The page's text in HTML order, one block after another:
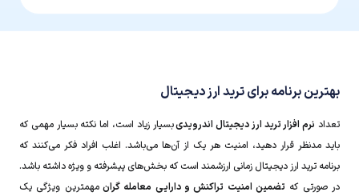
بهترین برنامه برای ترید ارز دیجیتال
تعداد نرم افزار ترید ارز دیجیتال اندرویدیبسیار زیاد است، اما نکته بسیار مهمی که
باید مدنظر قرار دهید، امنیت هر یک از آن‌ها می‌‌باشد. اغلب افراد فکر می‌کنند که
برنامه ترید ارز دیجیتال زمانی ارزشمند است که بخش‌های پیشرفته و ویژه داشته باشد.
در صورتی که تضمین امنیت تراکنش و دارایی معامله گرانمهمترین ویژگی یک